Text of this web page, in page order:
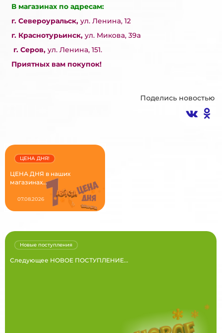
В магазинах по адресам:
г. Североуральск, ул. Ленина, 12
г. Краснотурьинск, ул. Микова, 39а
г. Серов, ул. Ленина, 151.
Приятных вам покупок!
Поделись новостью
ЦЕНА ДНЯ в наших
магазинах...
ЦЕНА ДНЯ!
07.08.2026
Следующее НОВОЕ ПОСТУПЛЕНИЕ...
Новые поступления